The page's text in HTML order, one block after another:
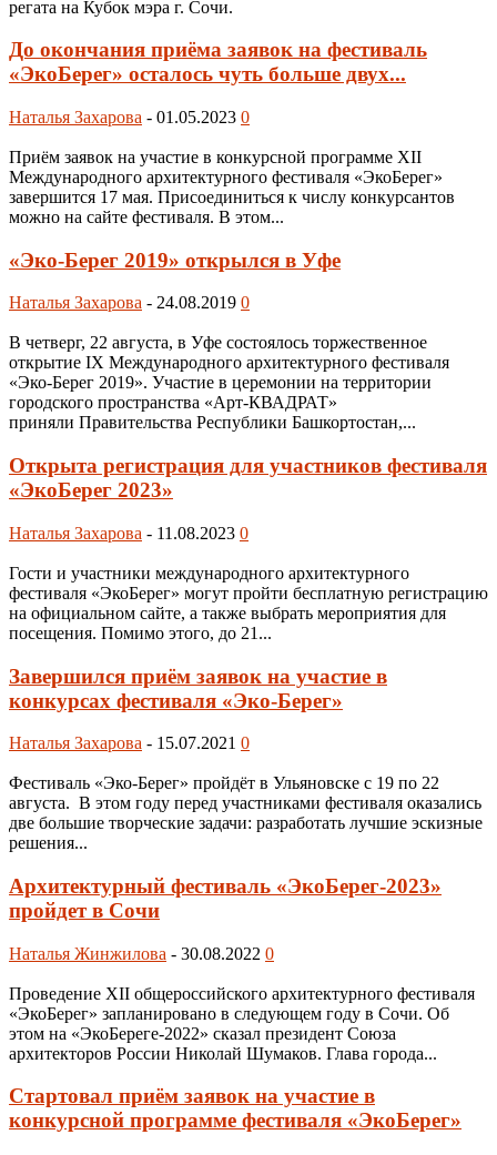
регата на Кубок мэра г. Сочи.
До окончания приёма заявок на фестиваль
«ЭкоБерег» осталось чуть больше двух...
Наталья Захарова - 01.05.2023 0
Приём заявок на участие в конкурсной программе XII
Международного архитектурного фестиваля «ЭкоБерег»
завершится 17 мая. Присоединиться к числу конкурсантов
можно на сайте фестиваля. В этом...
«Эко-Берег 2019» открылся в Уфе
Наталья Захарова - 24.08.2019 0
В четверг, 22 августа, в Уфе состоялось торжественное
открытие IX Международного архитектурного фестиваля
«Эко-Берег 2019». Участие в церемонии на территории
городского пространства «Арт-КВАДРАТ»
приняли Правительства Республики Башкортостан,...
Открыта регистрация для участников фестиваля
«ЭкоБерег 2023»
Наталья Захарова - 11.08.2023 0
Гости и участники международного архитектурного
фестиваля «ЭкоБерег» могут пройти бесплатную регистрацию
на официальном сайте, а также выбрать мероприятия для
посещения. Помимо этого, до 21...
Завершился приём заявок на участие в
конкурсах фестиваля «Эко-Берег»
Наталья Захарова - 15.07.2021 0
Фестиваль «Эко-Берег» пройдёт в Ульяновске с 19 по 22
августа. В этом году перед участниками фестиваля оказались
две большие творческие задачи: разработать лучшие эскизные
решения...
Архитектурный фестиваль «ЭкоБерег-2023»
пройдет в Сочи
Наталья Жинжилова - 30.08.2022 0
Проведение XII общероссийского архитектурного фестиваля
«ЭкоБерег» запланировано в следующем году в Сочи. Об
этом на «ЭкоБереге-2022» сказал президент Союза
архитекторов России Николай Шумаков. Глава города...
Стартовал приëм заявок на участие в
конкурсной программе фестиваля «ЭкоБерег»